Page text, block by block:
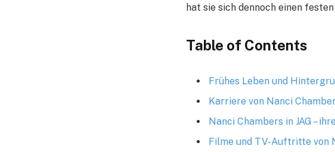
hat sie sich dennoch einen
Table of Contents
Frühes Leben und
Karriere von Nanci
Nanci Chambers in JAG –
Filme und TV-Auftritte von